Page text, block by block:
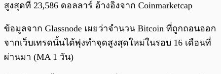
สูงสุดที่ 23,586 ดอลลาร์ อ้างอิงจาก Coinmarketcap
ข้อมูลจาก Glassnode เผยว่าจำนวน Bitcoin ที่ถูกถอนออก
จากเว็บเทรดนั้นได้พุ่งทำจุดสูงสุดใหม่ในรอบ 16 เดือนที่
ผ่านมา (MA 1 วัน)